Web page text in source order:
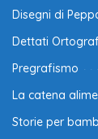
Disegni di
Dettati
Pregrafismo
La catena
Storie per